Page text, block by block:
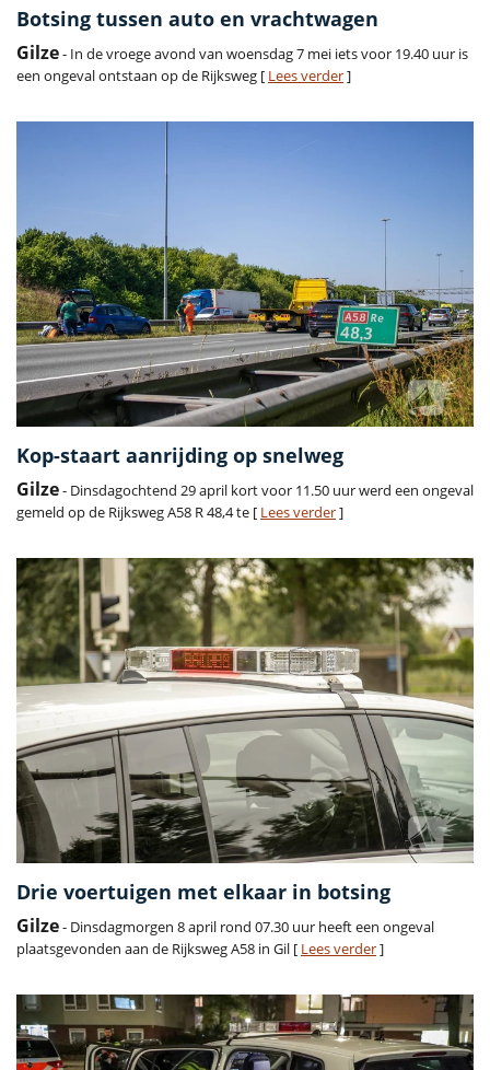
Botsing tussen auto en vrachtwagen
Gilze- In de vroege avond van woensdag 7 mei iets voor 19.40 uur is
een ongeval ontstaan op de Rijksweg [ Lees verder]
Kop-staart aanrijding op snelweg
Gilze- Dinsdagochtend 29 april kort voor 11.50 uur werd een ongeval
gemeld op de Rijksweg A58 R 48,4 te [ Lees verder]
Drie voertuigen met elkaar in botsing
Gilze- Dinsdagmorgen 8 april rond 07.30 uur heeft een ongeval
plaatsgevonden aan de Rijksweg A58 in Gil [ Lees verder]